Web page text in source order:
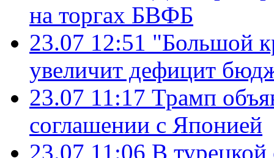
на торгах БВФБ
23.07 12:51 "Большой
увеличит дефицит
23.07 11:17 Трамп
соглашении с Японией
23.07 11:06 В